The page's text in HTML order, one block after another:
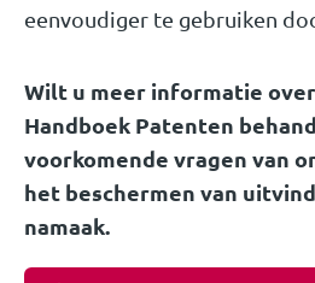
eenvoudiger te gebruiken
Wilt u meer informatie
Handboek Patenten
voorkomende vragen van
het beschermen van
namaak.